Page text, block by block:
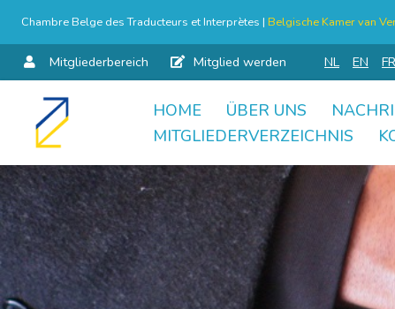
Chambre Belge des Traducteurs et Interprètes | Belgische Kamer van
Mitgliederbereich Mitglied werden NL EN FR
Skip
content
HOME ÜBER UNS
MITGLIEDERVERZEICHNIS